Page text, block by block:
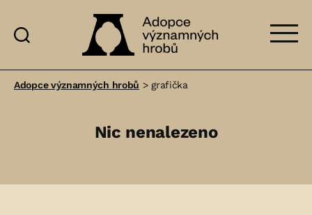
významných
Adopce významných hrobů >grafička
Nic nenalezeno